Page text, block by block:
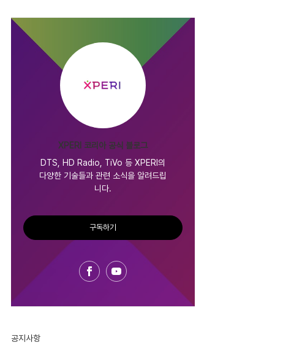
XPERI 코리아 공식 블로그
DTS, HD Radio, TiVo 등 XPERI의
다양한 기술들과 관련 소식을 알려드립
니다.
구독하기
공지사항